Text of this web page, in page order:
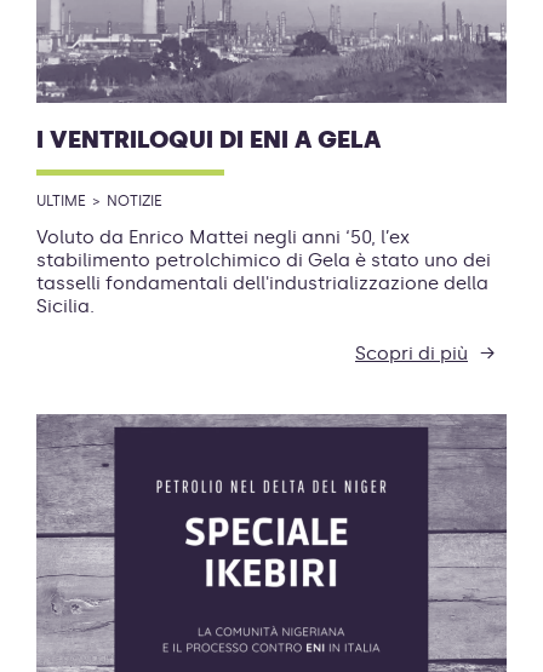
I VENTRILOQUI DI ENI A GELA
ULTIME NOTIZIE
Voluto da Enrico Mattei negli anni ‘50, l’ex
stabilimento petrolchimico di Gela è stato uno dei
tasselli fondamentali dell'industrializzazione della
Sicilia.
Scopri di più